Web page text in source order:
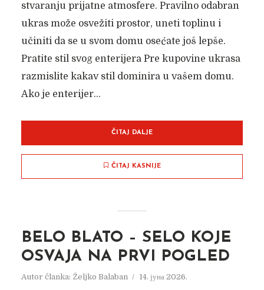
stvaranju prijatne atmosfere. Pravilno odabran
ukras može osvežiti prostor, uneti toplinu i
učiniti da se u svom domu osećate još lepše.
Pratite stil svog enterijera Pre kupovine ukrasa
razmislite kakav stil dominira u vašem domu.
Ako je enterijer...
ČITAJ DALJE
ČITAJ KASNIJE
BELO BLATO – SELO KOJE
OSVAJA NA PRVI POGLED
Autor članka: Željko Balaban 14. јуна 2026.